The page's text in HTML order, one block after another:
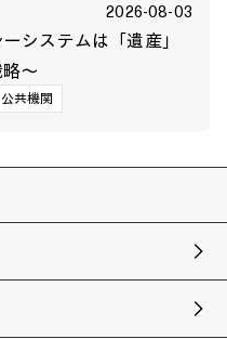
2026-08-03
システムは「遺産」
～
公共機関